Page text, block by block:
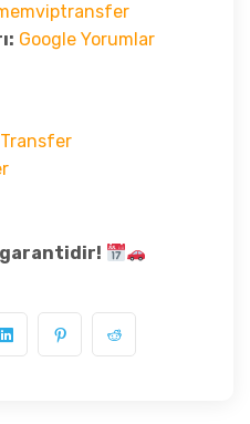
Google Yorumlar
Transfer
garantidir!